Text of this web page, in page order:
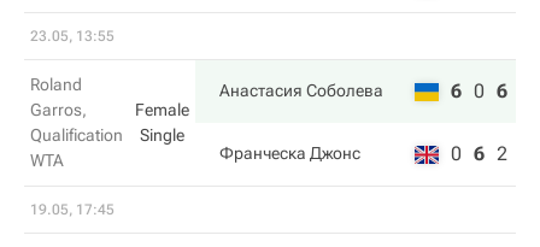
23.05, 13:55
Roland
Garros,
Qualification
WTA
Female
Single
Анастасия Соболева 6 0 6
Франческа Джонс 0 6 2
19.05, 17:45